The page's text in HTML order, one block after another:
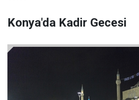
Konya'da Kadir Gecesi